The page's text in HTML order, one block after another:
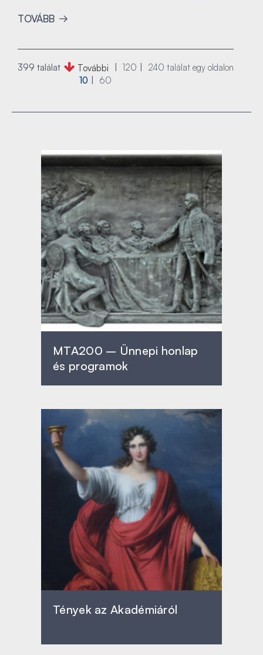
TOVÁBB
399 találat További 240 találat egy oldalon
120
60
10
MTA200 – Ünnepi honlap
és programok
Tények az Akadémiáról